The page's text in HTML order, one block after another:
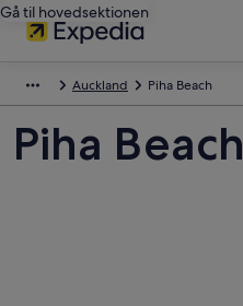
Gå til hovedsektionen
Auckland Piha Beach
Piha Beach